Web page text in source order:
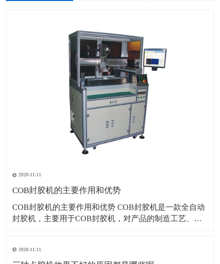
2020-11-11
COB封胶机的主要作用和优势
COB封胶机的主要作用和优势 COB封胶机是一款全自动
封胶机，主要用于COB封胶机，对产品的制造工艺、速
接，历时较长，而且其他工艺较多，元件的固定尤为重
2020-11-11